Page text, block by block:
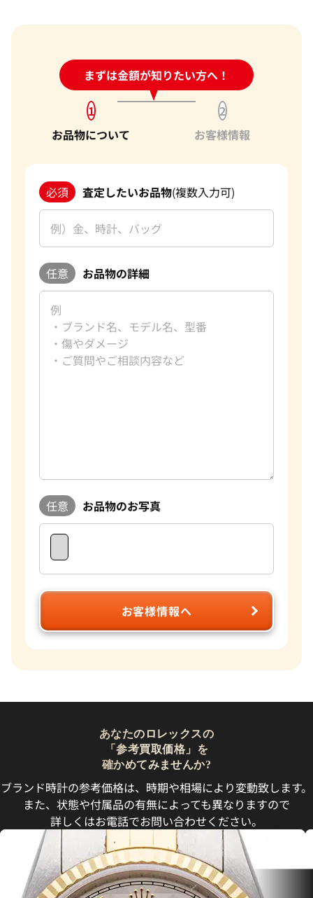
まずは金額が知りたい方へ！
24時間受付中!問い合わせフォーム
1
お品物について
2
お客様情報
必須 査定したいお品物(複数入力可)
任意 お品物の詳細
任意 お品物のお写真
お客様情報へ
あなたのロレックスの
「参考買取価格」を
確かめてみませんか?
ブランド時計の参考価格は、時期や相場により変動致します。
また、状態や付属品の有無によっても異なりますので
詳しくはお電話でお問い合わせください。